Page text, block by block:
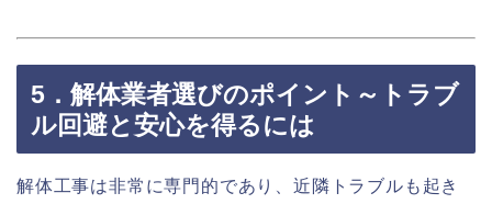
5．解体業者選びのポイント～トラブ
ル回避と安心を得るには
解体工事は非常に専門的であり、近隣トラブルも起き